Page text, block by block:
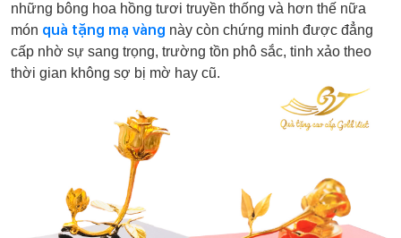
những bông hoa hồng tươi truyền thống và hơn thế nữa
món quà tặng mạ vàng này còn chứng minh được đẳng
cấp nhờ sự sang trọng, trường tồn phô sắc, tinh xảo theo
thời gian không sợ bị mờ hay cũ.